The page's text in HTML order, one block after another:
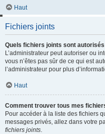
Haut
Fichiers joints
Quels fichiers joints sont
L’administrateur peut autoriser ou
vous n’êtes pas sûr de ce qui est
l’administrateur pour plus
Haut
Comment trouver tous mes
Pour accéder à la liste des fichiers
messages privés, allez dans votre
fichiers joints.